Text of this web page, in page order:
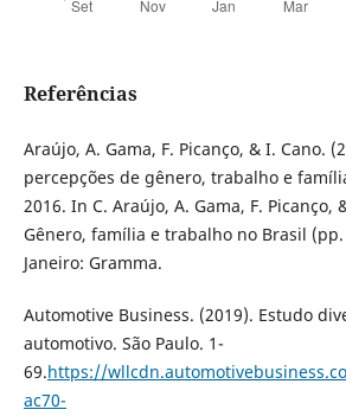
Referências
Araújo, A. Gama, F. Picanço, & I. Cano.
percepções de gênero, trabalho e
2016. In C. Araújo, A. Gama, F. Picanço,
Gênero, família e trabalho no Brasil (pp.
Janeiro: Gramma.
Automotive Business. (2019). Estudo
automotivo. São Paulo. 1-
69.https://
ac70-